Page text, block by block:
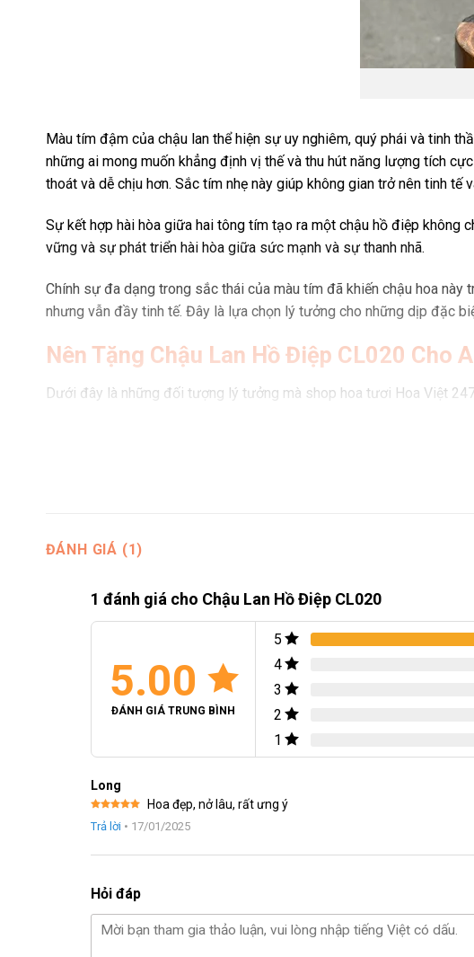
Màu tím đậm của chậu lan thể hiện sự uy nghiêm, quý phái và tinh
những ai mong muốn khẳng định vị thế và thu hút năng lượng tích
thoát và dễ chịu hơn. Sắc tím nhẹ này giúp không gian trở nên tinh tế
Sự kết hợp hài hòa giữa hai tông tím tạo ra một chậu hồ điệp không
vững và sự phát triển hài hòa giữa sức mạnh và sự thanh nhã.
Chính sự đa dạng trong sắc thái của màu tím đã khiến chậu hoa
nhưng vẫn đầy tinh tế. Đây là lựa chọn lý tưởng cho những dịp đặc
Nên Tặng Chậu Lan Hồ Điệp CL020 Cho
Dưới đây là những đối tượng lý tưởng mà shop hoa tươi Hoa Việt
Sếp và đối tác quan trọng: Tạo ấn tượng đẳng cấp, củng cố mối
Thầy cô, người cố vấn: Tôn vinh sự chỉ dẫn và công lao, cùng lời
Bạn bè thân thiết, đồng nghiệp đáng quý: Là món quà tinh tế để
Mỗi cành lan trong chậu CL020 đều mang thông điệp về sự may
ĐÁNH GIÁ (1)
1 đánh giá cho Chậu Lan Hồ Điệp CL020
5.00
ĐÁNH GIÁ TRUNG BÌNH
5
4
3
2
1
Long
Được xếp
hạng5 5
Hoa đẹp, nở lâu, rất ưng ý
Trả lời • 17/01/2025
Hỏi đáp